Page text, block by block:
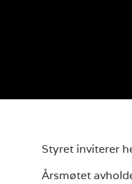
Styret inviterer
Årsmøtet